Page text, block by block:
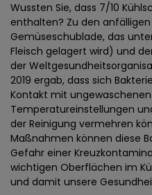
Wussten Sie, dass 7/10
enthalten? Zu den
Gemüseschublade, das
Fleisch gelagert wird) und
der
2019 ergab, dass sich
Kontakt mit
Temperatureinstellungen
der Reinigung vermehren
Maßnahmen können diese
Gefahr einer
wichtigen Oberflächen im
und damit unsere